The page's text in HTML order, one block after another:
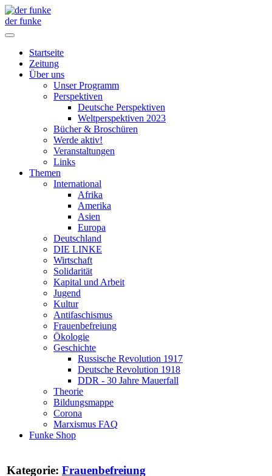
der funke
Startseite
Zeitung
Über uns
Unser Programm
Perspektiven
Deutsche Perspektiven
Weltperspektiven 2023
Bücher & Broschüren
Werde aktiv!
Veranstaltungen
Links
Themen
International
Afrika
Amerika
Asien
Europa
Deutschland
DIE LINKE
Wirtschaft
Solidarität
Kapital und Arbeit
Jugend
Kultur
Antifaschismus
Frauenbefreiung
Ökologie
Geschichte
Russische Revolution 1917
Deutsche Revolution 1918
DDR - 30 Jahre Mauerfall
Theorie
Bildungsmappe
Corona
Marxismus FAQ
Funke Shop
Kategorie: Frauenbefreiung